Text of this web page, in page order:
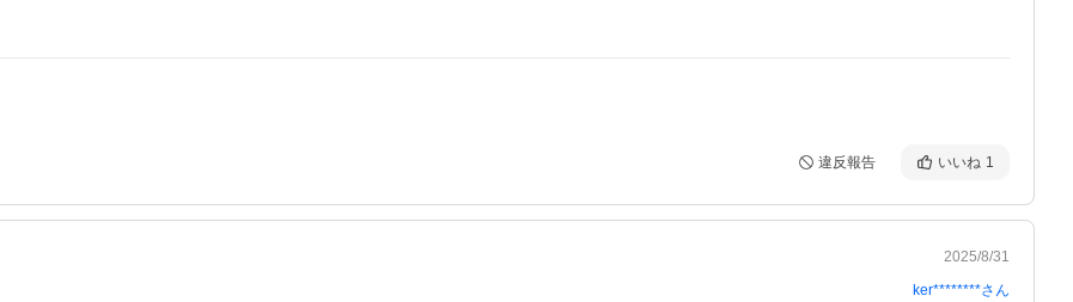
違反報告 いいね 1
2025/8/31
ker********さん